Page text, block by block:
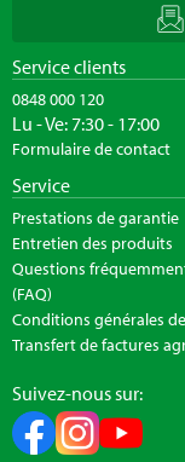
Service clients
0848 000 120
Lu - Ve: 7:30 - 17:00
Formulaire de contact
Service
Prestations de garantie
Entretien des produits
Questions
(FAQ)
Conditions générales
Transfert de factures
Suivez-nous sur: